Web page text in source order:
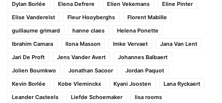
Dylan Borlée
Elena Defrere Elien Vekemans
Eline Pinter
Elise Vanderelst
Fleur Hooyberghs
Florent Mabille
guillaume grimard
hanne claes
Helena Ponette
Ibrahim Camara
Ilona Masson Imke Vervaet
Jana Van Lent
Jari De Proft
Jens Vander Avert
Johannes Balbaert
Jolien Boumkwo
Jonathan Sacoor
Jordan Paquot
Kevin Borlée
Kobe Vleminckx Kyani Joosten
Lana Ryckaert
Leander Casteels
Liefde Schoemaker
lisa rooms